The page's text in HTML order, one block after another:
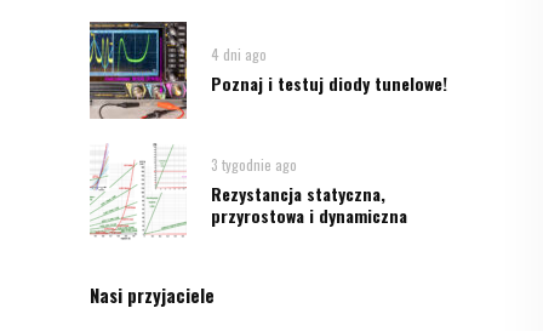
4 dni ago
Poznaj i testuj diody tunelowe!
3 tygodnie ago
Rezystancja statyczna,
przyrostowa i dynamiczna
Nasi przyjaciele